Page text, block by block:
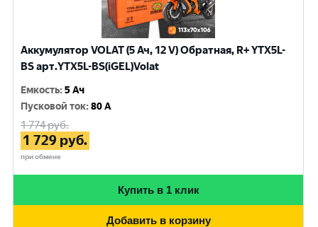
Аккумулятор VOLAT (5 Ач, 12 V) Обратная, R+ YTX5L-
BS арт.YTX5L-BS(iGEL)Volat
Емкость:5 Ач
Пусковой ток:80 A
1 774руб.
1 729 руб.
при обмене
Купить в 1 клик
Добавить в корзину